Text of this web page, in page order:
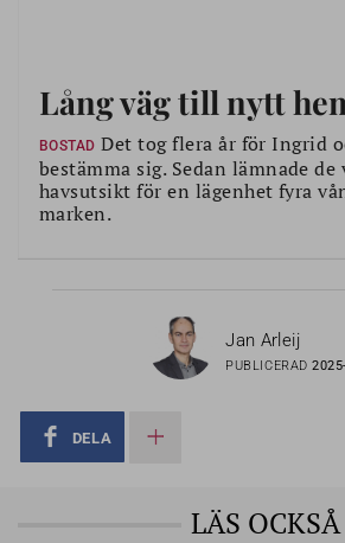
Det kostar att flytta och en annan
Samtidigt är det värdefullt att uppleva
kravfyllt och mer praktiskt. Det ska
kunna ta sig ut och att få besök även i
livet.
Lång väg till nytt
BOSTAD Det tog flera år för Ingrid
bestämma sig. Sedan lämnade
havsutsikt för en lägenhet fyra
marken.
Jan Arleij
PUBLICERAD
DELA
LÄS OCKSÅ